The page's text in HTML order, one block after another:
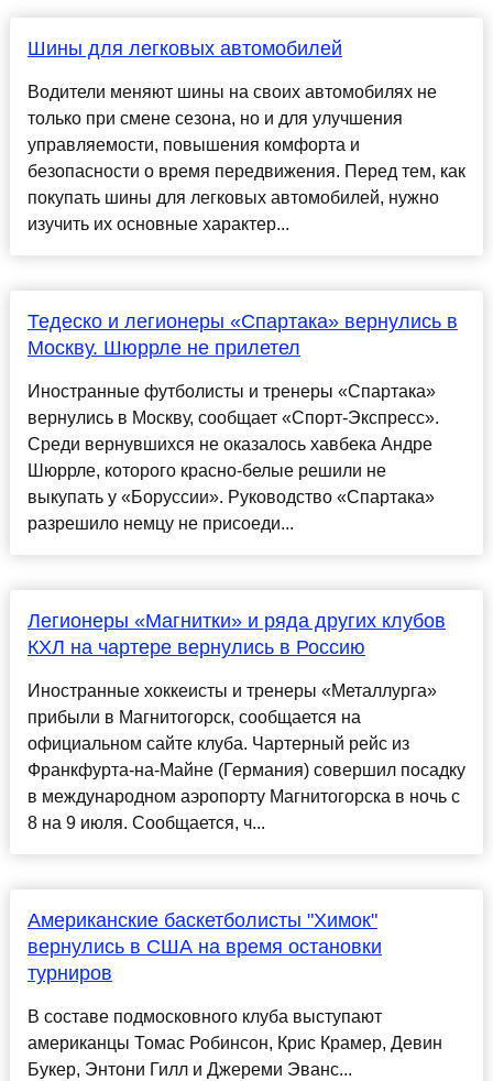
Шины для легковых автомобилей
Водители меняют шины на своих автомобилях не
только при смене сезона, но и для улучшения
управляемости, повышения комфорта и
безопасности о время передвижения. Перед тем, как
покупать шины для легковых автомобилей, нужно
изучить их основные характер...
Тедеско и легионеры «Спартака» вернулись в
Москву. Шюррле не прилетел
Иностранные футболисты и тренеры «Спартака»
вернулись в Москву, сообщает «Спорт-Экспресс».
Среди вернувшихся не оказалось хавбека Андре
Шюррле, которого красно-белые решили не
выкупать у «Боруссии». Руководство «Спартака»
разрешило немцу не присоеди...
Легионеры «Магнитки» и ряда других клубов
КХЛ на чартере вернулись в Россию
Иностранные хоккеисты и тренеры «Металлурга»
прибыли в Магнитогорск, сообщается на
официальном сайте клуба. Чартерный рейс из
Франкфурта-на-Майне (Германия) совершил посадку
в международном аэропорту Магнитогорска в ночь с
8 на 9 июля. Сообщается, ч...
Американские баскетболисты "Химок"
вернулись в США на время остановки
турниров
В составе подмосковного клуба выступают
американцы Томас Робинсон, Крис Крамер, Девин
Букер, Энтони Гилл и Джереми Эванс...